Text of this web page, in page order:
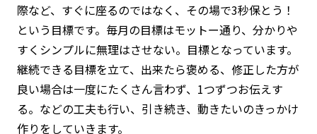
際など、すぐに座るのではなく、その場で3秒保とう！
という目標です。毎月の目標はモットー通り、分かりや
すくシンプルに無理はさせない。目標となっています。
継続できる目標を立て、出来たら褒める、修正した方が
良い場合は一度にたくさん言わず、1つずつお伝えす
る。などの工夫も行い、引き続き、動きたいのきっかけ
作りをしていきます。